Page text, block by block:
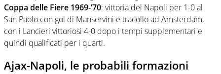
Coppa delle Fiere 1969-’70: vittoria del Napoli per 1-0 al
San Paolo con gol di Manservini e tracollo ad Amsterdam,
con i Lancieri vittoriosi 4-0 dopo i tempi supplementari e
quindi qualificati per i quarti.
Ajax-Napoli, le probabili formazioni